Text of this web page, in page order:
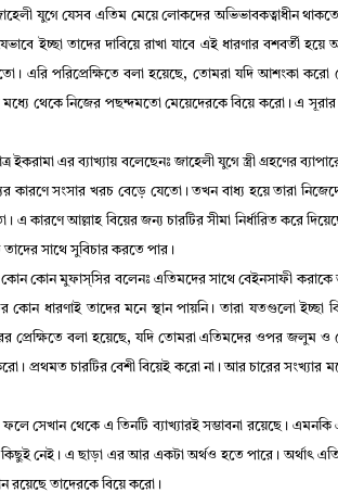
যুগে যেসব এতিম মেয়ে লোকদের অভিভাবকত্বাধীন
ইচ্ছা তাদের দাবিয়ে রাখা যাবে এই ধারণার বশবর্তী
। এরি পরিপ্রেক্ষিতে বলা হয়েছে, তোমরা যদি আশংকা করো
মধ্যে থেকে নিজের পছন্দমতো মেয়েদেরকে বিয়ে করো।এ সূরার
এর ব্যাখ্যায় বলেছেনঃ জাহেলী যুগে স্ত্রী গ্রহণের
কারণে সংসার খরচ বেড়ে যেতো।তখন বাধ্য হয়ে তারা
। এ কারণে আল্লাহ বিয়ের জন্য চারটির সীমা নির্ধারিত করে
তাদের সাথে সুবিচার করতে পার ।
কোন কোন মুফাস্‌সির বলেনঃ এতিমদের সাথে বেইনসাফী
কোন ধারণাই তাদের মনে স্থান পায়নি। তারা যতগুলো ইচ্ছা
প্রেক্ষিতে বলা হয়েছে,যদি তোমরা এতিমদের ওপর জলুম ও
। প্রথমত চারটির বেশী বিয়েই করো না।আর চারের সংখ্যার
ফলে সেখান থেকে এ তিনটি ব্যাখ্যারই সম্ভাবনা রয়েছে । এমনকি
নেই । এ ছাড়া এর আর একটা অর্থও হতে পারে । অর্থাৎ
রয়েছে তাদেরকে বিয়ে করো ।